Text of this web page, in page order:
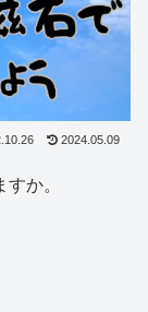
2024.05.09
か。